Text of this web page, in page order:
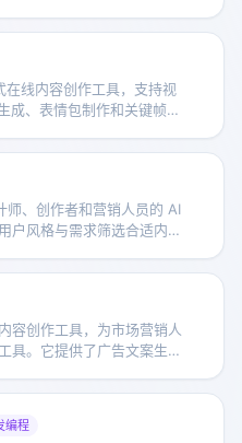
线内容创作工具，支持视
成、表情包制作和关键帧动
、创作者和营销人员的 AI
户风格与需求筛选合适内
容创作工具，为市场营销人
具。它提供了广告文案生
声称拥有与Jasper、
媲美的先进技术。
好和直观的，它提供图像生
编程